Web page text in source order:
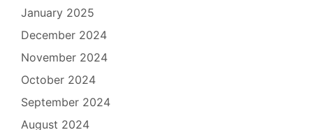
January 2025
December 2024
November 2024
October 2024
September 2024
August 2024